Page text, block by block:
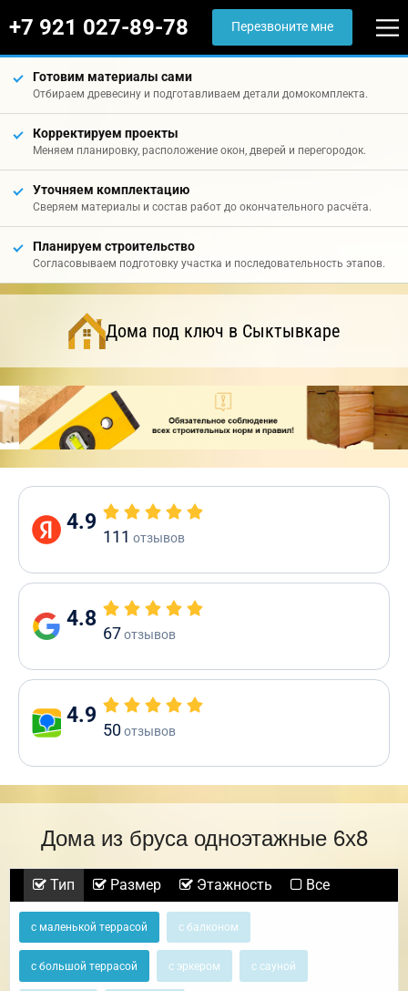
+7 921 027-89-78 Перезвоните мне
Готовим материалы сами
Отбираем древесину и подготавливаем детали домокомплекта.
Корректируем проекты
Меняем планировку, расположение окон, дверей и перегородок.
Уточняем комплектацию
Сверяем материалы и состав работ до окончательного расчёта.
Планируем строительство
Согласовываем подготовку участка и последовательность этапов.
Дома под ключ в Сыктывкаре
4.9
111 отзывов
4.8
67отзывов
4.9
50отзывов
Дома из бруса одноэтажные 6х8
Тип Размер Этажность Все
с маленькой террасой с балконом
с большой террасой с эркером с сауной